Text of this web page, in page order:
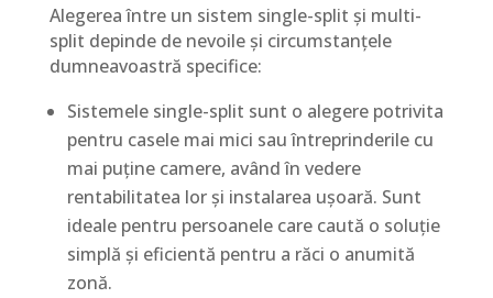
Alegerea între un sistem single-split și multi-
split depinde de nevoile și circumstanțele
dumneavoastră specifice:
Sistemele single-split sunt o alegere potrivita
pentru casele mai mici sau întreprinderile cu
mai puține camere, având în vedere
rentabilitatea lor și instalarea ușoară. Sunt
ideale pentru persoanele care caută o soluție
simplă și eficientă pentru a răci o anumită
zonă.